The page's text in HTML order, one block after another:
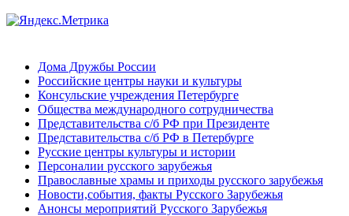
Дома Дружбы России
Российские центры науки и культуры
Консульские учреждения Петербурге
Общества международного сотрудничества
Представительства с/б РФ при Президенте
Представительства с/б РФ в Петербурге
Русские центры культуры и истории
Персоналии русского зарубежья
Православные храмы и приходы русского зарубежья
Новости,события, факты Русского Зарубежья
Анонсы мероприятий Русского Зарубежья